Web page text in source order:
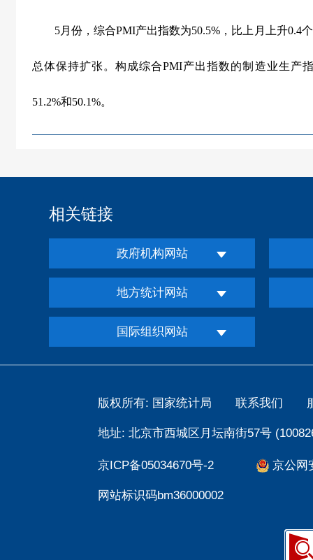
5月份，综合PMI产出指数为50.5% ，比上月上升0.4
总体保持扩张。构成综合PMI产出指数的制造业生产
51.2%和50.1%。
相关链接
政府机构网站
地方统计网站
国际组织网站
版权所有: 国家统计局 联系我们
地址: 北京市西城区月坛南街57号
京ICP备05034670号-2 京公网
网站标识码bm36000002